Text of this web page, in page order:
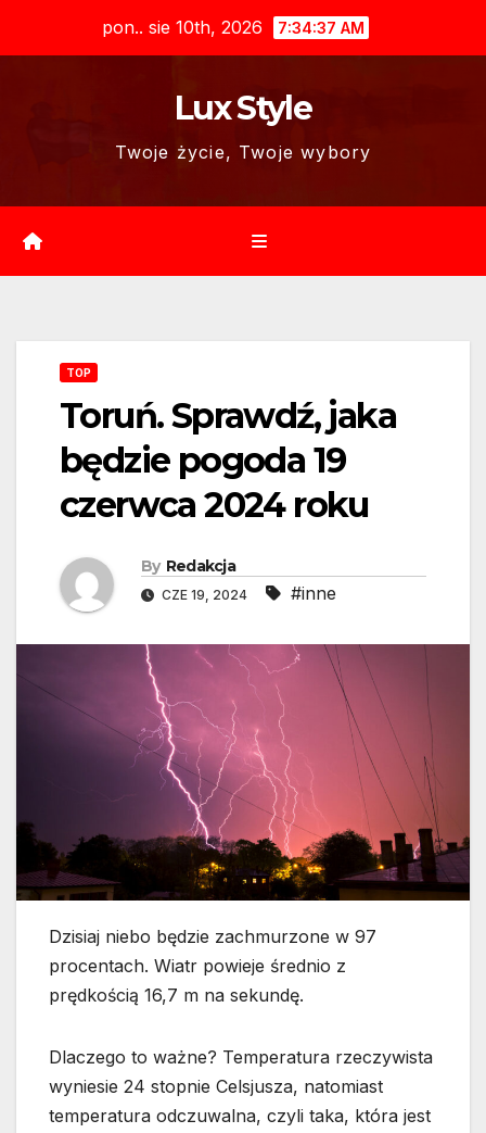
pon.. sie 10th, 2026 7:34:39 AM
Lux Style
Twoje życie, Twoje wybory
TOP
Toruń. Sprawdź, jaka
będzie pogoda 19
czerwca 2024 roku
By Redakcja
CZE 19, 2024 #inne
Dzisiaj niebo będzie zachmurzone w 97
procentach. Wiatr powieje średnio z
prędkością 16,7 m na sekundę.
Dlaczego to ważne? Temperatura rzeczywista
wyniesie 24 stopnie Celsjusza, natomiast
temperatura odczuwalna, czyli taka, która jest